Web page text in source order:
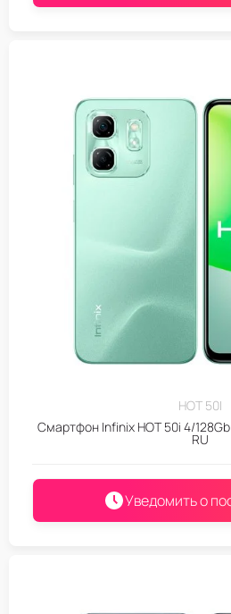
HOT 50I
Смартфон Infinix HOT 50i 4/
RU
Уведомить о